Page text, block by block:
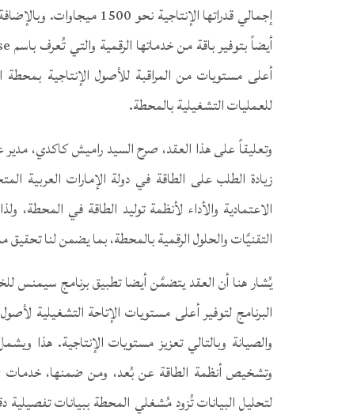
إجمالي قدراتها
للعمليات التشغيلية بالمحطة.
زيادة الطلب على الطاقة في دولة الإمارات العربية
الاعتمادية والأداء لأنظمة توليد الطاقة في
التقنيَّات والحلول الرقمية بالمحطة، بما يضمن لنا
البرنامج لتوفير أعلى مستويات الإتاحة التشغيلية
والصيانة وبالتالي تعزيز مستويات الإنتاجية. هذا